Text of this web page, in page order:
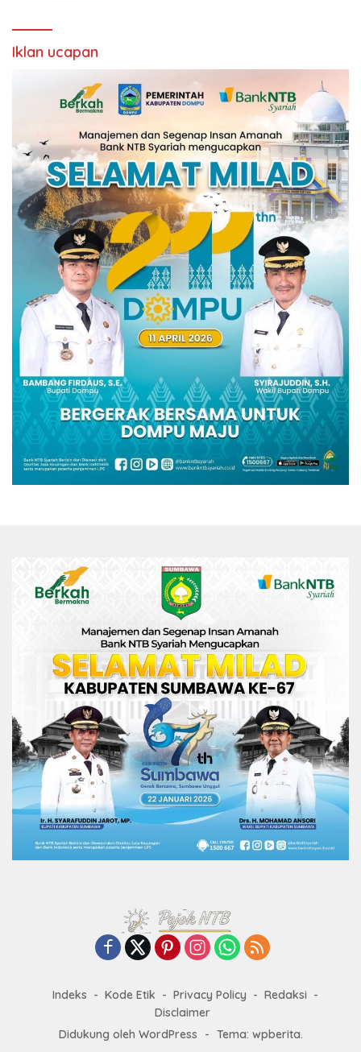
Iklan ucapan
Indeks Kode Etik Privacy Policy
Redaksi
Disclaimer
Didukung oleh WordPress
- Tema: wpberita.